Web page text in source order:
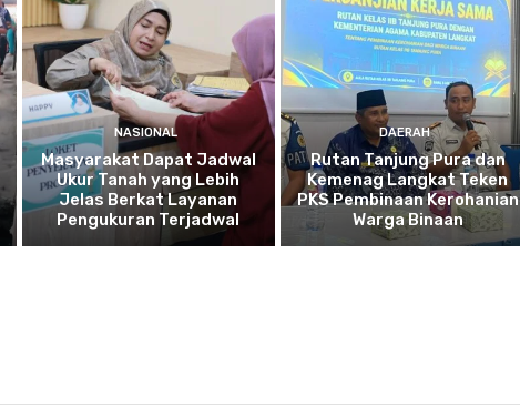
NASIONAL
Masyarakat Dapat Jadwal
Ukur Tanah yang Lebih
Jelas Berkat Layanan
Pengukuran Terjadwal
DAERAH
Rutan Tanjung Pura dan
Kemenag Langkat Teken
PKS Pembinaan Kerohanian
Warga Binaan